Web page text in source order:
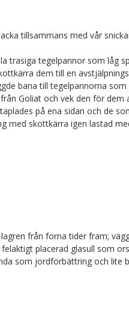
tillsammans med vår
trasiga tegelpannor som låg
dem till en
bana till tegelpannorna
Goliat och vek den för dem
på ena sidan och de
med skottkärra igen lastad
från forna tider fram;
placerad glasull som
som jordförbättring och lite